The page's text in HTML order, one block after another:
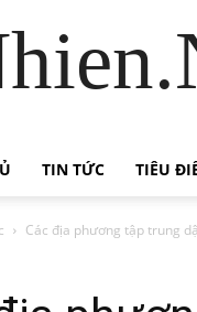
TIN TỨC TIÊU
Các địa phương tập trung